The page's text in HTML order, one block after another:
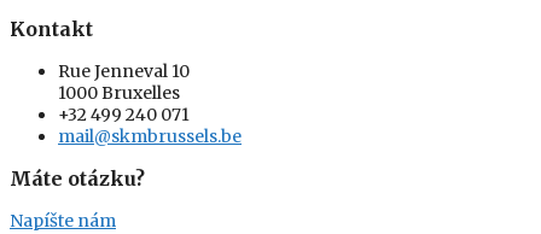
Kontakt
Rue Jenneval 10
1000 Bruxelles
+32 499 240 071
mail@skmbrussels.be
Máte otázku?
Napíšte nám